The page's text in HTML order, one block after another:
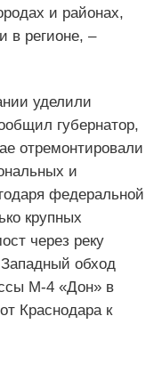
и районах,
в регионе, –
уделили
губернатор,
отремонтировали
и
федеральной
крупных
через реку
обход
М-4 «Дон» в
Краснодара к